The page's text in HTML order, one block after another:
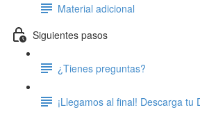
Material adicional
Siguientes pasos
¿Tienes preguntas?
¡Llegamos al final! Descarga tu